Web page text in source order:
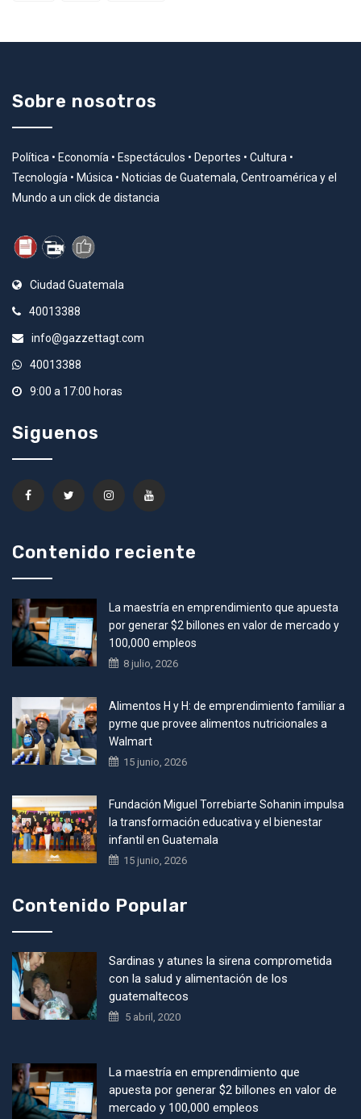
Sobre nosotros
Política • Economía • Espectáculos • Deportes • Cultura •
Tecnología • Música • Noticias de Guatemala, Centroamérica y el
Mundo a un click de distancia
Ciudad Guatemala
40013388
info@gazzettagt.com
40013388
9:00 a 17:00 horas
Siguenos
Contenido reciente
La maestría en emprendimiento que apuesta
por generar $2 billones en valor de mercado y
100,000 empleos
8 julio, 2026
Alimentos H y H: de emprendimiento familiar a
pyme que provee alimentos nutricionales a
Walmart
15 junio, 2026
Fundación Miguel Torrebiarte Sohanin impulsa
la transformación educativa y el bienestar
infantil en Guatemala
15 junio, 2026
Contenido Popular
Sardinas y atunes la sirena comprometida
con la salud y alimentación de los
guatemaltecos
5 abril, 2020
La maestría en emprendimiento que
apuesta por generar $2 billones en valor de
mercado y 100,000 empleos